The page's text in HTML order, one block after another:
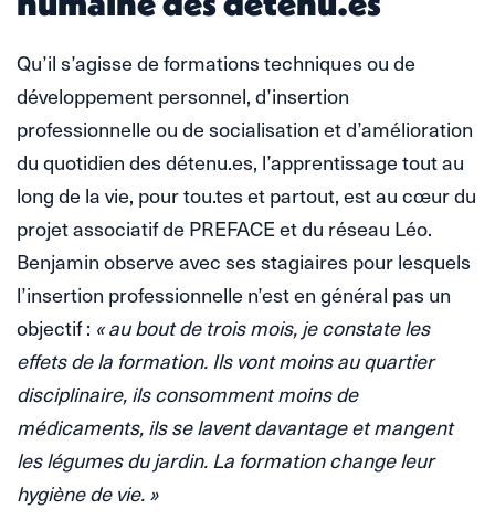
Qu’il s’agisse de formations techniques ou de
développement personnel, d’insertion
professionnelle ou de socialisation et d’amélioration
du quotidien des détenu.es, l’apprentissage tout au
long de la vie, pour tou.tes et partout, est au cœur du
projet associatif de PREFACE et du réseau Léo.
Benjamin observe avec ses stagiaires pour lesquels
l’insertion professionnelle n’est en général pas un
objectif : « au bout de trois mois, je constate les
effets de la formation. Ils vont moins au quartier
disciplinaire, ils consomment moins de
médicaments, ils se lavent davantage et mangent
les légumes du jardin. La formation change leur
hygiène de vie. »